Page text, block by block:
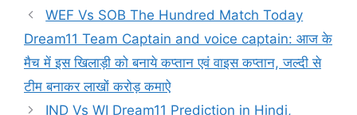
WEF Vs SOB The Hundred Match Today
Dream11 Team Captain and voice captain: आज के
मैच में इस खिलाड़ी को बनाये कप्तान एवं वाइस कप्तान, जल्दी से
टीम बनाकर लाखों करोड़ कमाऐ
IND Vs WI Dream11 Prediction in Hindi,